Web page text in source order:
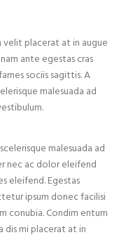
placerat at in augue
ante egestas cras
sociis sagittis. A
malesuada ad
malesuada ad
nec ac dolor eleifend
eleifend. Egestas
ipsum donec facilisi
conubia. Condim entum
mi placerat at in